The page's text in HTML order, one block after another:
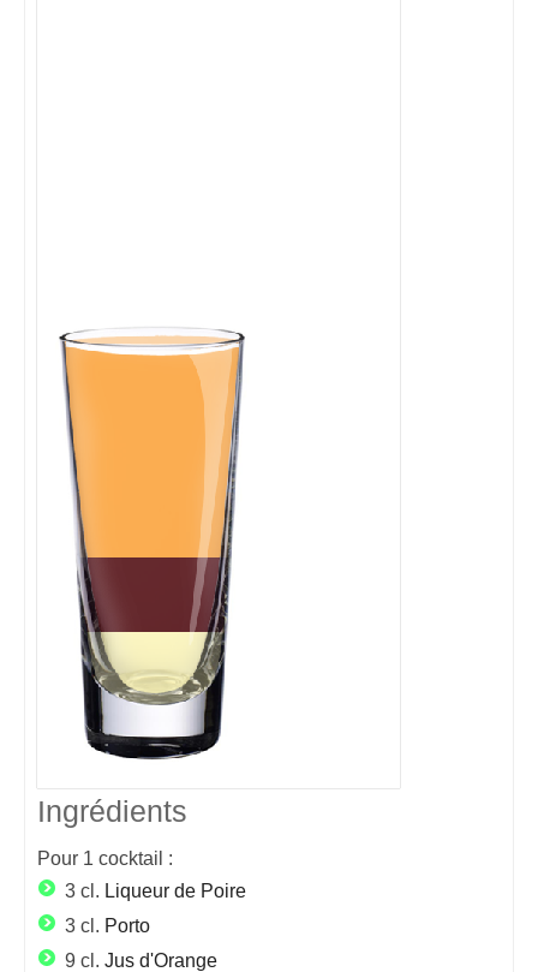
Ingrédients
Pour 1 cocktail :
3 cl. Liqueur de Poire
3 cl. Porto
9 cl. Jus d'Orange